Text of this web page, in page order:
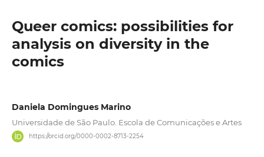
Queer comics: possibilities for
analysis on diversity in the
comics
Daniela Domingues Marino
Universidade de São Paulo. Escola de Comunicações e Artes
https://orcid.org/0000-0002-8713-2254